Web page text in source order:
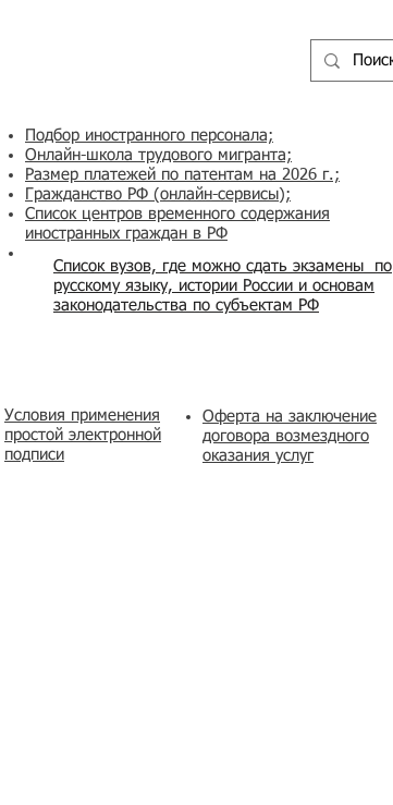
Список вузов, где можно сдать экзамены по
русскому языку, истории России и основам
законодательства по субъектам РФ
Подбор иностранного персонала;
Онлайн-школа трудового мигранта;
Размер платежей по патентам на 2026 г.;
Гражданство РФ (онлайн-сервисы);
Список центров временного содержания
иностранных граждан в РФ
Условия применения
простой электронной
подписи
​Оферта на заключение
договора возмездного
оказания услуг